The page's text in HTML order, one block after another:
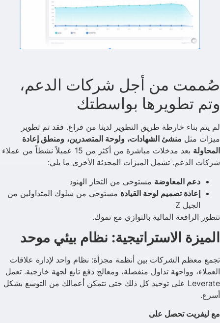
صُممت من أجل شركات الدعم،
وتم تطويرها بواسطتك
لم يتم بناء خارطة طريق التطوير لدينا من فراغ. فقد تم تطوير
ميزات مثل منشئ الشهادات، ولوحة المتصدرين، ومنطق إعادة
المحاولة
بعد مدخلات مباشرة من أكثر من 15 عميلاً نشطاً من عملاء
شركات الدعم. تشمل الميزات المحدثة الأخرى ما يلي:
دعم المعاوضة مستوحى من التجار الهنود
إعادة تصميم لوحة القيادة مستوحى من سلوك المتداولين من
الجيل Z
تتطور الرافعة المالية بالتوازي مع نموك.
الميزة الاستراتيجية: نظام بيئي موحد
تجمع معظم الشركات بين أنظمة مجزأة: نظام واحد لإدارة علاقات
العملاء، وواجهة تداول منفصلة، ومعالج دفع تابع لجهة خارجية. تعمل
Leverate على توحيد كل ذلك حتى تتمكن أعمالك من التوسع بشكل
أسرع.
مع ليفريت تحصل على